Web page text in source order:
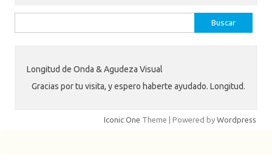
Longitud de Onda & Agudeza Visual
Gracias por tu visita, y espero haberte ayudado. Longitud.
Iconic One Theme | Powered by Wordpress